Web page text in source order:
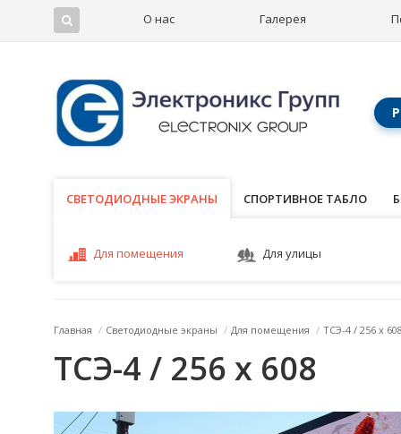
О нас Галерея
СВЕТОДИОДНЫЕ ЭКРАНЫ
СВЕТОДИОДНЫЕ ЭКРАНЫ СПОРТИВНОЕ ТАБЛО
Для помещения Для улицы
Главная / Светодиодные экраны / Для помещения / ТСЭ-4 / 256 x
ТСЭ-4 / 256 x 608